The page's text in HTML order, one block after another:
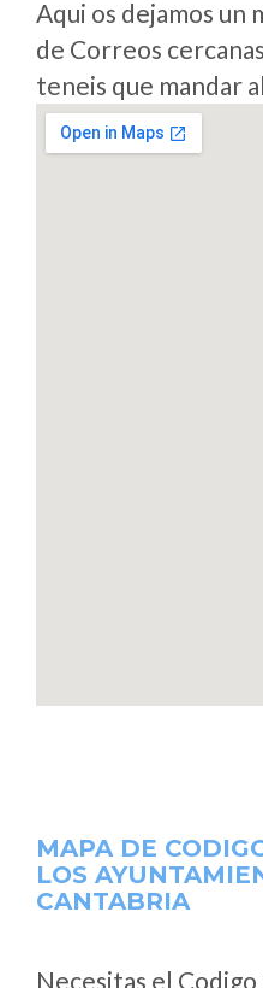
Aqui os dejamos un
de Correos
teneis que mandar
MAPA DE
LOS
CANTABRIA
Necesitas el